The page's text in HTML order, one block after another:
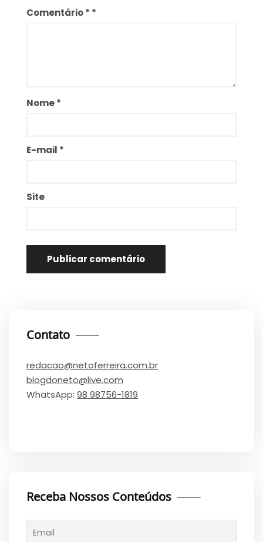
Comentário*
Nome*
E-mail *
Site
Contato
redacao@netoferreira.com.br
blogdoneto@live.com
WhatsApp: 98 98756-1819
Receba Nossos Conteúdos